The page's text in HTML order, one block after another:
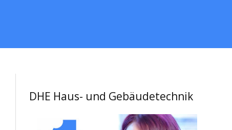
DHE Haus- und Gebäudetechnik